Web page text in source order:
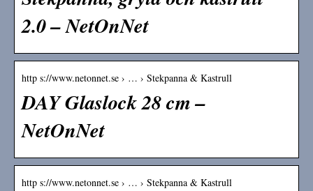
2.0 – NetOnNet
http s://www.netonnet.se › … › Stekpanna & Kastrull
DAY Glaslock 28 cm –
NetOnNet
http s://www.netonnet.se › … › Stekpanna & Kastrull